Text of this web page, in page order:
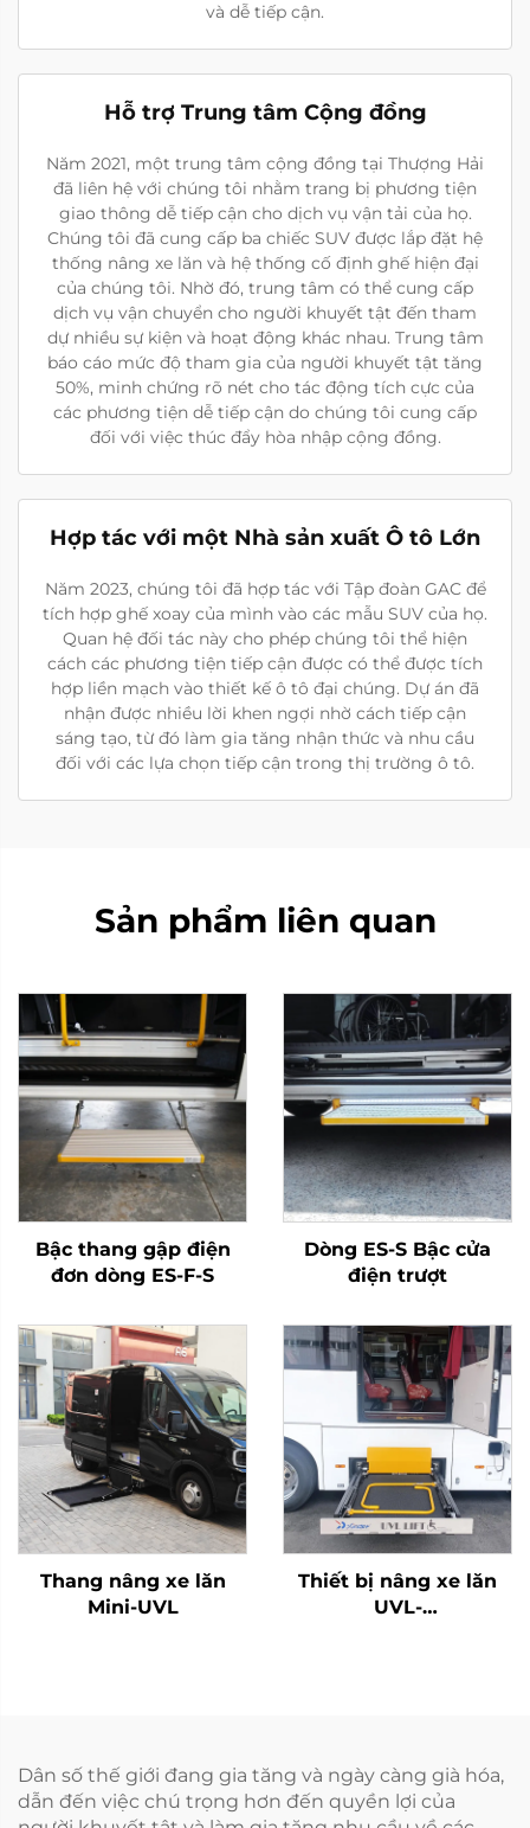
và dễ tiếp cận.
Hỗ trợ Trung tâm Cộng đồng
Năm 2021, một trung tâm cộng đồng tại Thượng Hải
đã liên hệ với chúng tôi nhằm trang bị phương tiện
giao thông dễ tiếp cận cho dịch vụ vận tải của họ.
Chúng tôi đã cung cấp ba chiếc SUV được lắp đặt hệ
thống nâng xe lăn và hệ thống cố định ghế hiện đại
của chúng tôi. Nhờ đó, trung tâm có thể cung cấp
dịch vụ vận chuyển cho người khuyết tật đến tham
dự nhiều sự kiện và hoạt động khác nhau. Trung tâm
báo cáo mức độ tham gia của người khuyết tật tăng
50%, minh chứng rõ nét cho tác động tích cực của
các phương tiện dễ tiếp cận do chúng tôi cung cấp
đối với việc thúc đẩy hòa nhập cộng đồng.
Hợp tác với một Nhà sản xuất Ô tô Lớn
Năm 2023, chúng tôi đã hợp tác với Tập đoàn GAC để
tích hợp ghế xoay của mình vào các mẫu SUV của họ.
Quan hệ đối tác này cho phép chúng tôi thể hiện
cách các phương tiện tiếp cận được có thể được tích
hợp liền mạch vào thiết kế ô tô đại chúng. Dự án đã
nhận được nhiều lời khen ngợi nhờ cách tiếp cận
sáng tạo, từ đó làm gia tăng nhận thức và nhu cầu
đối với các lựa chọn tiếp cận trong thị trường ô tô.
Sản phẩm liên quan
Bậc thang gập điện
đơn dòng ES-F-S
Dòng ES-S Bậc cửa
điện trượt
Thang nâng xe lăn
Mini-UVL
Thiết bị nâng xe lăn
UVL-
Dân số thế giới đang gia tăng và ngày càng già hóa,
dẫn đến việc chú trọng hơn đến quyền lợi của